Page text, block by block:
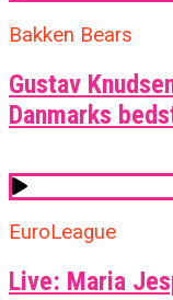
Bakken Bears
Gustav
Danmarks
EuroLeague
Live: Maria